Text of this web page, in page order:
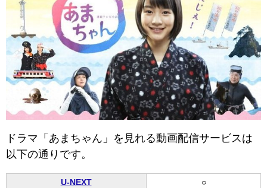
ドラマ「あまちゃん」を見れる動画配信サービスは
以下の通りです。
U-NEXT
○